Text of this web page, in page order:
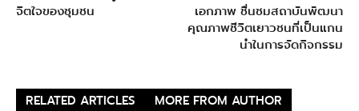
จิตใจของชุมชน
เอกภาพ ชื่นชมสถาบันพัฒนา
คุณภาพชีวิตเยาวชนที่เป็นแกน
นำในการจัดกิจกรรม
RELATED ARTICLES MORE FROM AUTHOR